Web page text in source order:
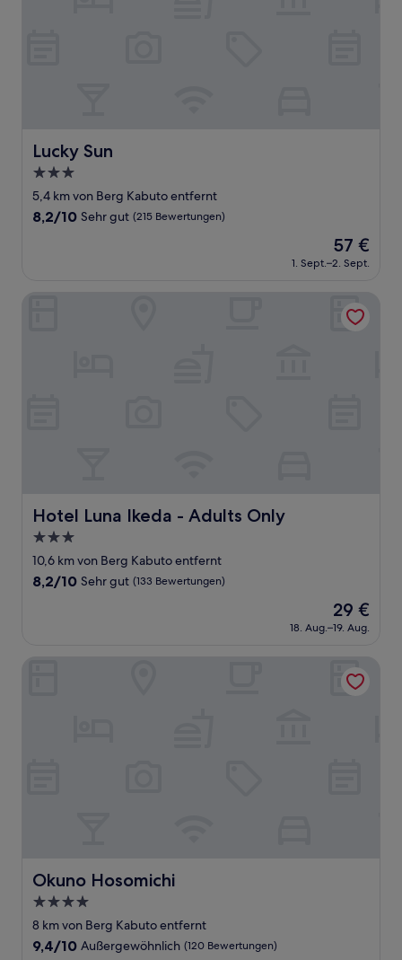
Lucky Sun
Lucky Sun
3.0-
Sterne-
Unterkunft
5,4 km von Berg Kabuto entfernt
8.2
(215
8,2/10 Sehr gut (215 Bewertungen)
Der
Preis
beträgt
57 €
1. Sept.–2. Sept.
Hotel Luna Ikeda - Adults Only
Hotel Luna Ikeda - Adults Only
3.0-
Sterne-
Unterkunft
10,6 km von Berg Kabuto entfernt
8.2
(133
8,2/10 Sehr gut (133 Bewertungen)
Der
Preis
beträgt
29 €
18. Aug.–19. Aug.
Okuno Hosomichi
Okuno Hosomichi
4.0-
Sterne-
Unterkunft
8 km von Berg Kabuto entfernt
9.4
9,4/10 Außergewöhnlich (120 Bewertungen)